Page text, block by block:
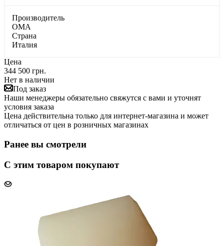
Производитель
OMA
Страна
Италия
Цена
344 500 грн.
Нет в наличии
Под заказ
Наши менеджеры обязательно свяжутся с вами и уточнят
условия заказа
Цена действительна только для интернет-магазина и может
отличаться от цен в розничных магазинах
Ранее вы смотрели
С этим товаром покупают